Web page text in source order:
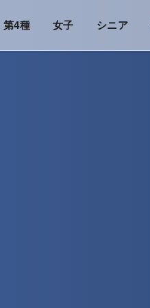
第4種 女子 シニア